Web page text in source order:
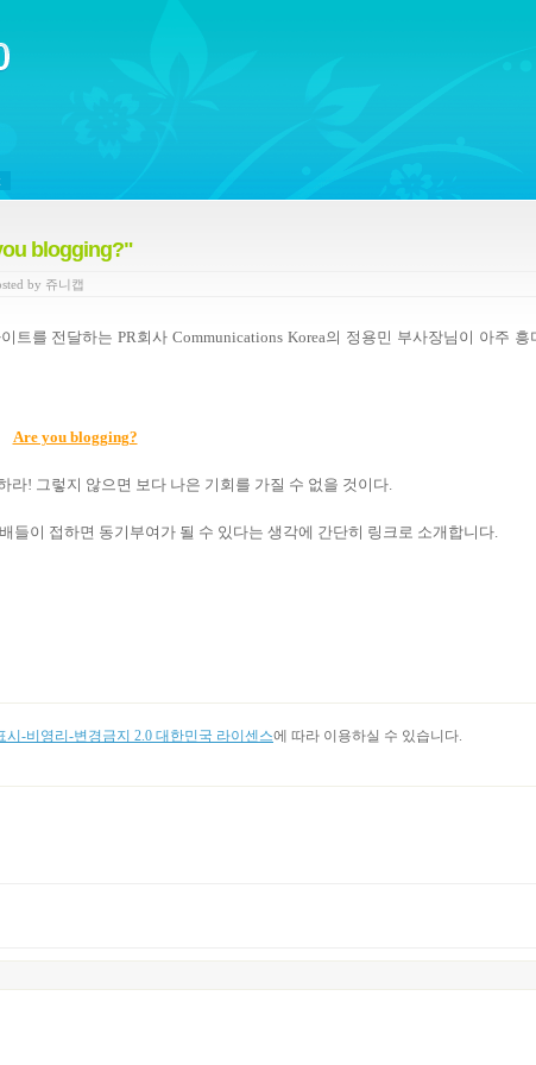
blogging?"
by 쥬니캡
를 전달하는 PR회사 Communications Korea의 정용민 부사장님이 아주 흥
Are you blogging?
라! 그렇지 않으면 보다 나은 기회를 가질 수 없을 것이다.
들이 접하면 동기부여가 될 수 있다는 생각에 간단히 링크로 소개합니다.
-비영리-변경금지 2.0 대한민국 라이센스에 따라 이용하실 수 있습니다.